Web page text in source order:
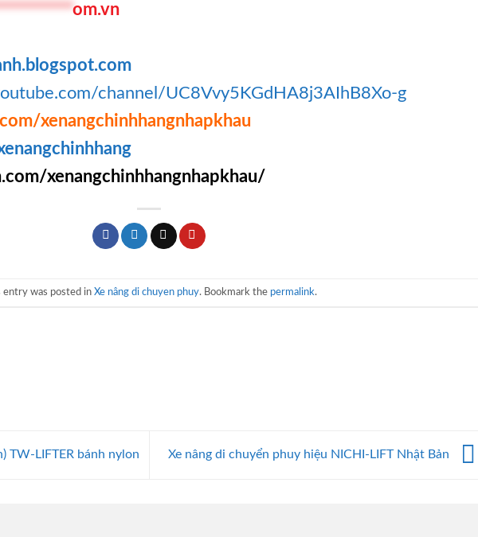
om.vn
channel/UC8Vvy5KGdHA8j3AIhB8Xo-g
xenangchinhhangnhapkhau
xenangchinhhangnhapkhau/
entry was posted in Xe nâng di chuyen phuy. Bookmark the permalink.
TW-LIFTER bánh nylon Xe nâng di chuyển phuy hiệu NICHI-LIFT Nhật Bản